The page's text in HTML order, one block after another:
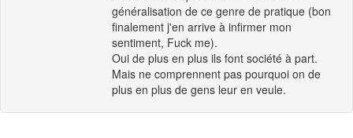
généralisation de ce genre de pratique (bon
finalement j'en arrive à infirmer mon
sentiment, Fuck me).
Oui de plus en plus ils font société à part.
Mais ne comprennent pas pourquoi on de
plus en plus de gens leur en veule.